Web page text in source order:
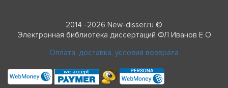
2014 -2026 New-disser.ru ©
Электронная библиотека диссертаций ФЛ Иванов Е О
Оплата, доставка, условия возврата